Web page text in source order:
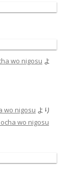
wo nigosu よ
wo nigosu より
wo nigosu